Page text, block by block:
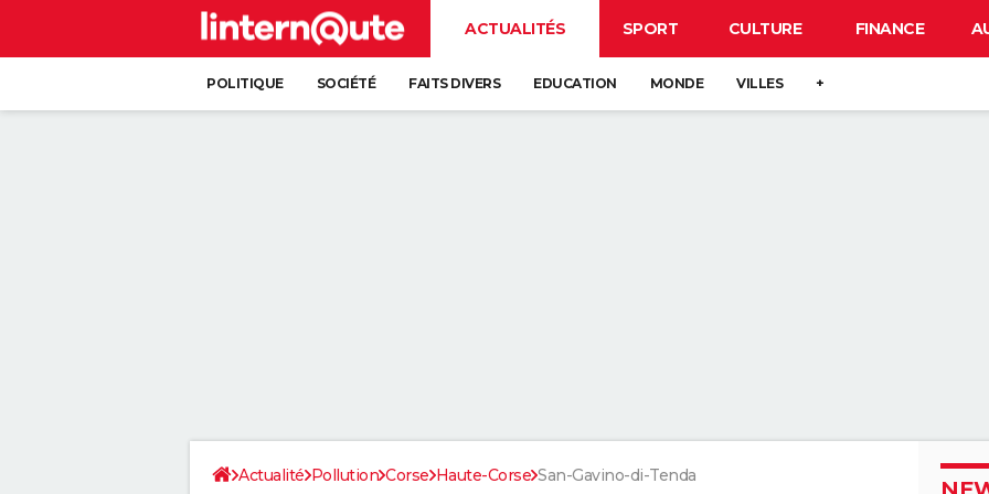
ACTUALITÉS SPORT CULTURE FINANCE
POLITIQUE SOCIÉTÉ FAITS DIVERS EDUCATION MONDE VILLES +
Actualité Pollution Corse Haute-Corse San-Gavino-di-Tenda